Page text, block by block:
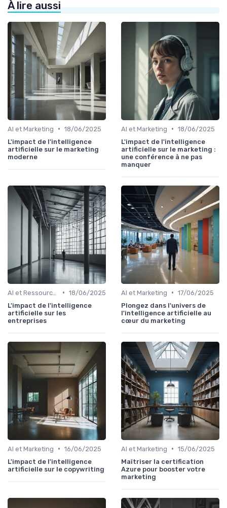
À lire aussi
AI et Marketing • 18/06/2025
L'impact de l'intelligence
artificielle sur le marketing
moderne
AI et Marketing • 18/06/2025
L'impact de l'intelligence
artificielle sur le marketing :
une conférence à ne pas
manquer
• 18/06/2025
L'impact de l'intelligence
artificielle sur les
entreprises
AI et Marketing • 17/06/2025
Plongez dans l'univers de
l'intelligence artificielle au
cœur du marketing
AI et Marketing • 16/06/2025
L'impact de l'intelligence
artificielle sur le copywriting
AI et Marketing • 15/06/2025
Maîtriser la certification
Azure pour booster votre
marketing